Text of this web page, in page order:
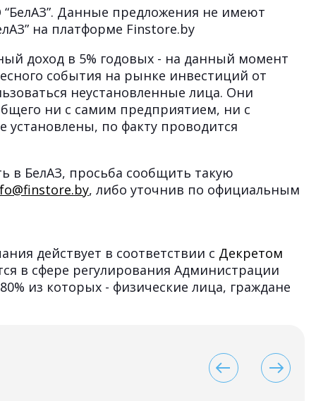
Данные предложения не имеют
на платформе Finstore.by
доход в 5% годовых - на данный момент
события на рынке инвестиций от
неустановленные лица. Они
ни с самим предприятием, ни с
установлены, по факту проводится
в БелАЗ, просьба сообщить такую
, либо уточнив по официальным
действует в соответствии с Декретом
в сфере регулирования Администрации
из которых - физические лица, граждане